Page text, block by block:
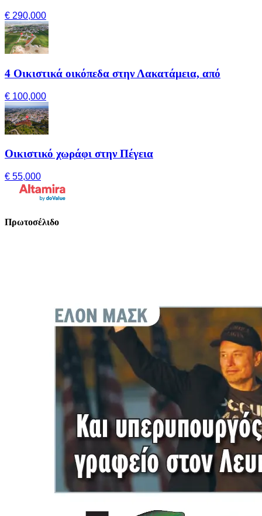
€ 290,000
4 Οικιστικά οικόπεδα στην Λακατάμεια, από
€ 100,000
Οικιστικό χωράφι στην Πέγεια
€ 55,000
Πρωτοσέλιδο